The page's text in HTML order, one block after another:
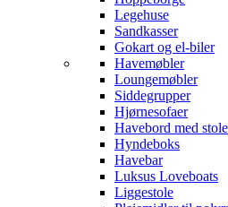
Legehuse
Sandkasser
Gokart og el-biler
Havemøbler
Loungemøbler
Siddegrupper
Hjørnesofaer
Havebord med stole
Hyndeboks
Havebar
Luksus Loveboats
Liggestole